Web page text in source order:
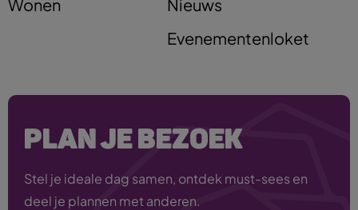
Wonen
Nieuws
Evenementenloket
PLAN JE BEZOEK
Stel je ideale dag samen, ontdek must-sees en
deel je plannen met anderen.